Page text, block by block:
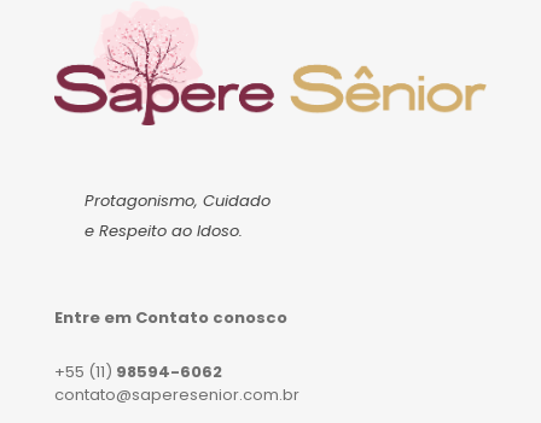
Protagonismo, Cuidado
e Respeito ao Idoso.
Entre em Contato conosco
+55 (11) 98594-6062
contato@saperesenior.com.br